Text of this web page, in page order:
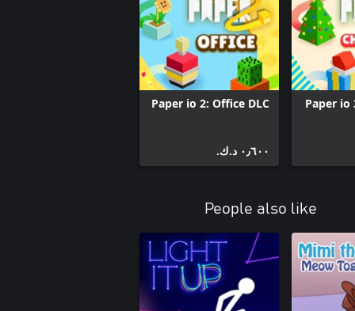
Paper io
Paper io 2: Office DLC
٠٫٦٠٠ د.ك.‏
People also like